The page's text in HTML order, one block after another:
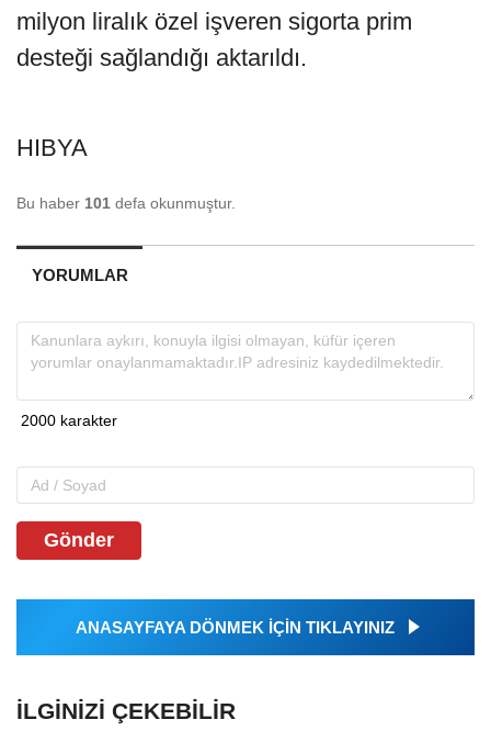
milyon liralık özel işveren sigorta prim
desteği sağlandığı aktarıldı.
HIBYA
Bu haber 101 defa okunmuştur.
YORUMLAR
Gönder
ANASAYFAYA DÖNMEK İÇİN TIKLAYINIZ
İLGINIZI ÇEKEBILIR